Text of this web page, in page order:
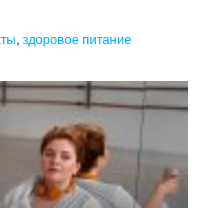
, здоровое питание